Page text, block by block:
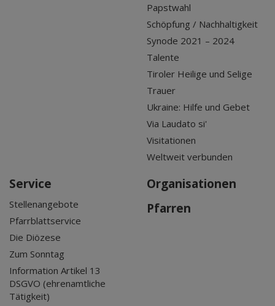
Papstwahl
Schöpfung / Nachhaltigkeit
Synode 2021 – 2024
Talente
Tiroler Heilige und Selige
Trauer
Ukraine: Hilfe und Gebet
Via Laudato si'
Visitationen
Weltweit verbunden
Service
Stellenangebote
Pfarrblattservice
Die Diözese
Zum Sonntag
Information Artikel 13
DSGVO (ehrenamtliche
Tätigkeit)
Organisationen
Pfarren